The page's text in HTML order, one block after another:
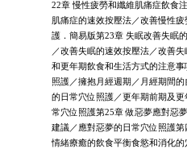
22章 慢性疲勞和纖維肌痛症飲食
肌痛症的速效按壓法／改善慢性
護．簡易版第23章 失眠改善失眠
／改善失眠的速效按壓法／改善
和更年期飲食和生活方式的注意
照護／擁抱月經週期／月經期間
的日常穴位照護／更年期前期及
常穴位照護第25章 做惡夢應對惡
建議／應對惡夢的日常穴位照護
情緒療癒的飲食平衡食慾和消化